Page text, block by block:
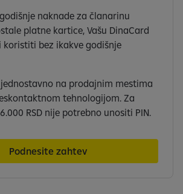
naknade za članarinu
platne kartice, Vašu DinaCard
bez ikakve godišnje
na prodajnim mestima
tehnologijom. Za
RSD nije potrebno unositi PIN.
Podnesite zahtev